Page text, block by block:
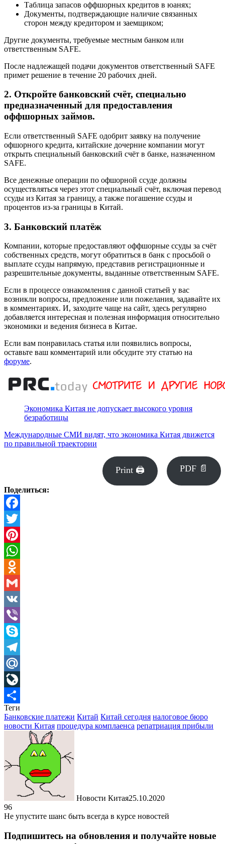
Таблица запасов оффшорных кредитов в юанях;
Документы, подтверждающие наличие связанных
сторон между кредитором и заемщиком;
Другие документы, требуемые местным банком или
ответственным SAFE.
После надлежащей подачи документов ответственный SAFE
примет решение в течение 20 рабочих дней.
2. Откройте банковский счёт, специально
предназначенный для предоставления
оффшорных займов.
Если ответственный SAFE одобрит заявку на получение
офшорного кредита, китайские дочерние компании могут
открыть специальный банковский счёт в банке, назначенном
SAFE.
Все денежные операции по офшорной ссуде должны
осуществляться через этот специальный счёт, включая перевод
ссуды из Китая за границу, а также погашение ссуды и
процентов из-за границы в Китай.
3. Банковский платёж
Компании, которые предоставляют оффшорные ссуды за счёт
собственных средств, могут обратиться в банк с просьбой о
выплате ссуды напрямую, представив регистрационные и
разрешительные документы, выданные ответственным SAFE.
Если в процессе ознакомления с данной статьей у вас
возникли вопросы, предложение или пожелания, задавайте их
в комментариях. И, заходите чаще на сайт, здесь регулярно
добавляется интересная и полезная информация относительно
экономики и ведения бизнеса в Китае.
Если вам понравилась статья или появились вопросы,
оставьте ваш комментарий или обсудите эту статью на
форуме.
Экономика Китая не допускает высокого уровня
безработицы
Международные СМИ видят, что экономика Китая движется
по правильной траектории
Print 🖨 PDF 📄
Поделиться:
Facebook
Twitter
Pinterest
WhatsApp
Odnoklassniki
Gmail
VK
Viber
Skype
Telegram
Mail.Ru
LiveJournal
Отправить
Теги
Банковские платежи Китай Китай сегодня налоговое бюро
новости Китая процедура комплаенса репатриация прибыли
Новости Китая25.10.2020
96
Не упустите шанс быть всегда в курсе новостей
Подпишитесь на обновления и получайте новые